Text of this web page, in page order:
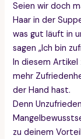
Seien wir doch
Haar in der
was gut läuft in
sagen „Ich bin
In diesem
mehr
der Hand hast.
Denn
zu deinem